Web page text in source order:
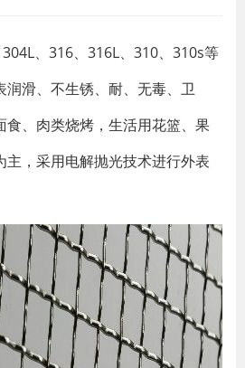
、316、316L、310、310s等
润滑、不生锈、耐、无毒、卫
食、肉类烧烤，生活用花篮、果
主，采用电解抛光技术进行外表